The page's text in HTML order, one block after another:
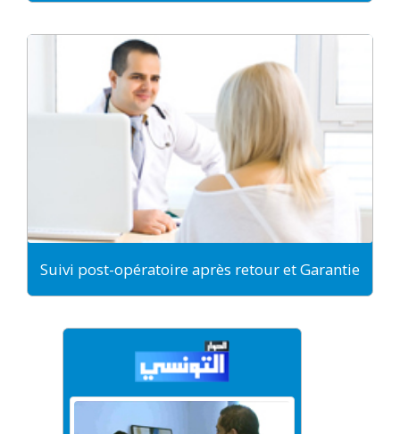
Suivi post-opératoire après retour et Garantie